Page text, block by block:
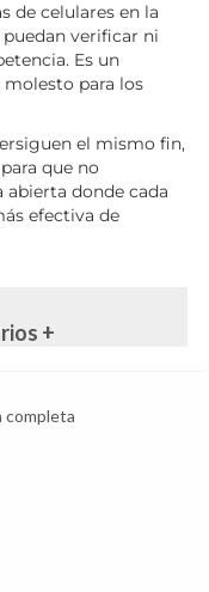
de celulares en la
verificar ni
Es un
para los
el mismo fin,
que no
abierta donde cada
efectiva de
+
completa